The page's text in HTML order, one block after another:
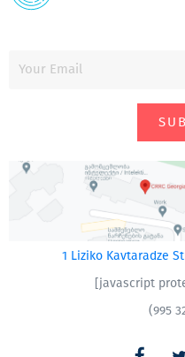
1 Liziko Kavtaradze
[javascript
(995